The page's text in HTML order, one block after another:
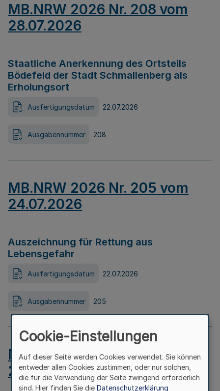
MB.NRW 2026 Nr. 208 vom
28.07.2026
Staatliche Anerkennung des Ortsteils
Bödefeld der Stadt Schmallenberg als
Erholungsort
Ausfertigungsdatum 22.07.2026
Ausgabennummer 208
MB.NRW 2026 Nr. 205 vom
24.07.2026
Auszeichnung für Rettung aus
Lebensgefahr
Ausfertigungsdatum 22.07.2026
Ausgabennummer 205
MB.NRW 2026 Nr. 204 vom
24.07.2026
Cookie-Einstellungen
Auf dieser Seite werden Cookies verwendet. Sie können
entweder allen Cookies zustimmen, oder nur solchen,
die für die Verwendung der Seite zwingend erforderlich
sind. Hier finden Sie die Datenschutzerklärung